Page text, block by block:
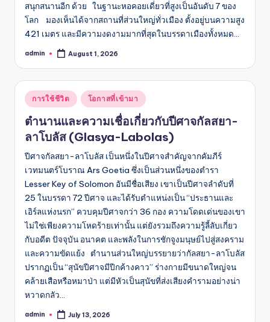
สนุกสนานอีก ด้วย ในฐานะหอคอยเดี่ยวที่สูงเป็นอันดับ 7 ของ
โลก มองเห็นได้จากสถานที่ส่วนใหญ่ทั่วเมือง ตั้งอยู่บนความสูง
421 เมตร และมีความงดงามมากที่สุดในบรรดาเมืองทั้งหมด…
Posted
admin August 1, 2026
Posted
in
การใช้ชีวิต โอกาสที่เข้ามา
ตำนานและความเชื่อเกี่ยวกับปีศาจกัลสยา-
ลาโบลัส (Glasya-Labolas)
ปีศาจกัลสยา-ลาโบลัส เป็นหนึ่งในปีศาจสำคัญจากคัมภีร์
เวทมนตร์โบราณ Ars Goetia ซึ่งเป็นส่วนหนึ่งของตำรา
Lesser Key of Solomon อันมีชื่อเสียง เขาเป็นปีศาจลำดับที่
25 ในบรรดา 72 ปีศาจ และได้รับตำแหน่งเป็น “ประธานและ
เอิร์ลแห่งนรก” ควบคุมปีศาจกว่า 36 กอง ความโดดเด่นของเขา
ไม่ใช่เพียงความโหดร้ายเท่านั้น แต่ยังรวมถึงความรู้ลี้ลับเกี่ยว
กับอดีต ปัจจุบัน อนาคต และพลังในการชักจูงมนุษย์ไปสู่สงคราม
และความขัดแย้ง ตำนานส่วนใหญ่บรรยายว่ากัลสยา-ลาโบลัส
ปรากฏเป็น “สุนัขปีศาจมีปีกค้างคาว” ร่างกายมีขนาดใหญ่จน
คล้ายเสือหรือหมาป่า แต่มีหัวเป็นสุนัขที่ส่งเสียงคำรามอย่างน่า
หวาดกลัว…
Posted
admin July 13, 2026